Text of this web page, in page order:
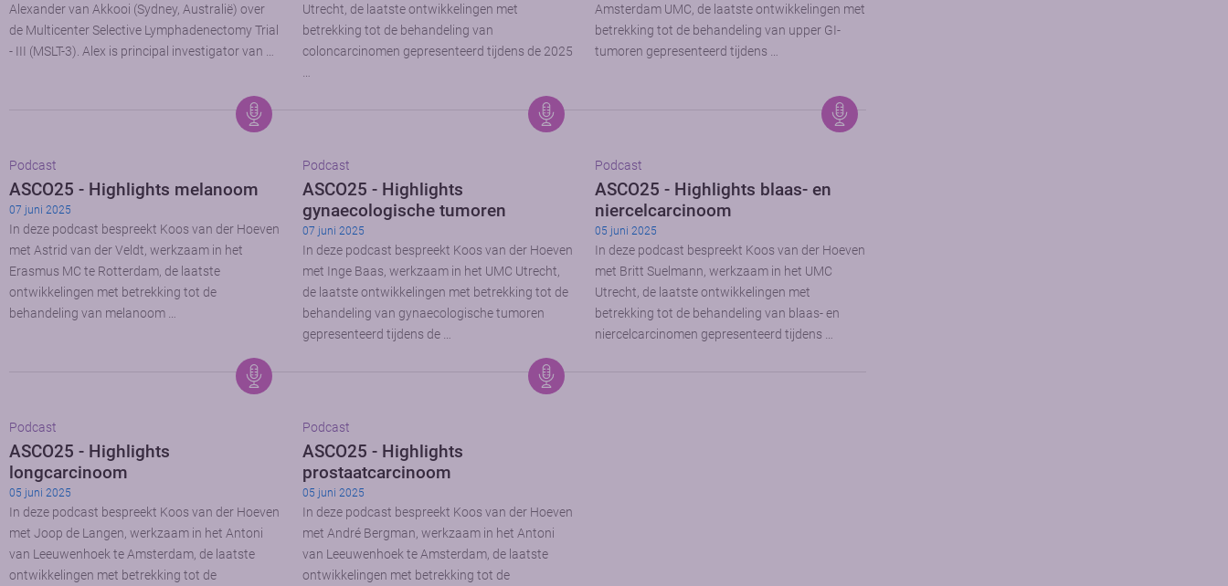
Alexander van Akkooi (Sydney, Australië) over
de Multicenter Selective Lymphadenectomy Trial
- III (MSLT-3). Alex is principal investigator van …
Utrecht, de laatste ontwikkelingen met
betrekking tot de behandeling van
coloncarcinomen gepresenteerd tijdens de 2025
…
Amsterdam UMC, de laatste ontwikkelingen met
betrekking tot de behandeling van upper GI-
tumoren gepresenteerd tijdens …
Podcast
ASCO25 - Highlights melanoom
07 juni 2025
In deze podcast bespreekt Koos van der Hoeven
met Astrid van der Veldt, werkzaam in het
Erasmus MC te Rotterdam, de laatste
ontwikkelingen met betrekking tot de
behandeling van melanoom …
Podcast
ASCO25 - Highlights
gynaecologische tumoren
07 juni 2025
In deze podcast bespreekt Koos van der Hoeven
met Inge Baas, werkzaam in het UMC Utrecht,
de laatste ontwikkelingen met betrekking tot de
behandeling van gynaecologische tumoren
gepresenteerd tijdens de …
Podcast
ASCO25 - Highlights blaas- en
niercelcarcinoom
05 juni 2025
In deze podcast bespreekt Koos van der Hoeven
met Britt Suelmann, werkzaam in het UMC
Utrecht, de laatste ontwikkelingen met
betrekking tot de behandeling van blaas- en
niercelcarcinomen gepresenteerd tijdens …
Podcast
ASCO25 - Highlights
longcarcinoom
05 juni 2025
In deze podcast bespreekt Koos van der Hoeven
met Joop de Langen, werkzaam in het Antoni
van Leeuwenhoek te Amsterdam, de laatste
ontwikkelingen met betrekking tot de
Podcast
ASCO25 - Highlights
prostaatcarcinoom
05 juni 2025
In deze podcast bespreekt Koos van der Hoeven
met André Bergman, werkzaam in het Antoni
van Leeuwenhoek te Amsterdam, de laatste
ontwikkelingen met betrekking tot de